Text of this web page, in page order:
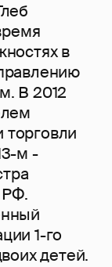
в
В 2012
м -
РФ.
1-го
детей.